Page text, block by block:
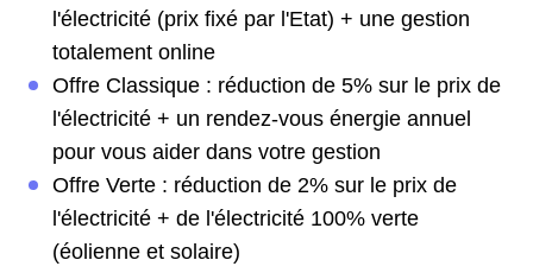
l'électricité (prix fixé par l'Etat) + une gestion
totalement online
Offre Classique : réduction de 5% sur le prix de
l'électricité + un rendez-vous énergie annuel
pour vous aider dans votre gestion
Offre Verte : réduction de 2% sur le prix de
l'électricité + de l'électricité 100% verte
(éolienne et solaire)